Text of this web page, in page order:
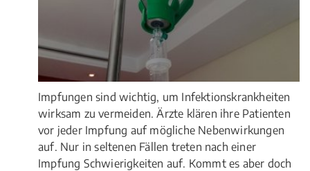
Impfungen sind wichtig, um Infektionskrankheiten
wirksam zu vermeiden. Ärzte klären ihre Patienten
vor jeder Impfung auf mögliche Nebenwirkungen
auf. Nur in seltenen Fällen treten nach einer
Impfung Schwierigkeiten auf. Kommt es aber doch